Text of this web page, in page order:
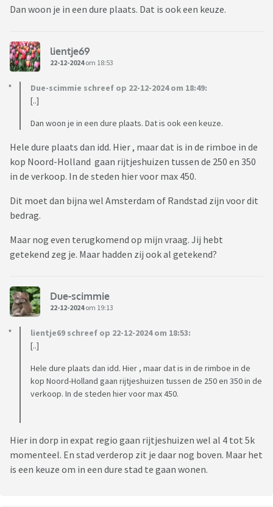
Dan woon je in een dure plaats. Dat is ook een keuze.
lientje69
22-12-2024om 18:53
Due-scimmie schreef op 22-12-2024 om 18:49:
[..]
Dan woon je in een dure plaats. Dat is ook een keuze.
Hele dure plaats dan idd. Hier , maar dat is in de rimboe in de
kop Noord-Holland gaan rijtjeshuizen tussen de 250 en 350
in de verkoop. In de steden hier voor max 450.
Dit moet dan bijna wel Amsterdam of Randstad zijn voor dit
bedrag.
Maar nog even terugkomend op mijn vraag. Jij hebt
getekend zeg je. Maar hadden zij ook al getekend?
Due-scimmie
22-12-2024om 19:13
lientje69 schreef op 22-12-2024 om 18:53:
[..]
Hele dure plaats dan idd. Hier , maar dat is in de rimboe in de
kop Noord-Holland gaan rijtjeshuizen tussen de 250 en 350 in de
verkoop. In de steden hier voor max 450.
Hier in dorp in expat regio gaan rijtjeshuizen wel al 4 tot 5k
momenteel. En stad verderop zit je daar nog boven. Maar het
is een keuze om in een dure stad te gaan wonen.